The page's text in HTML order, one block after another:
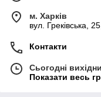
м. Харків
вул. Греківська,
Контакти
Сьогодні
Показати весь